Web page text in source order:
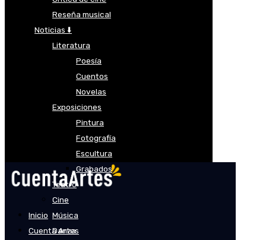
Reseña musical
Noticias ⬇️
Literatura
Poesía
Cuentos
Novelas
Exposiciones
Pintura
Fotografía
Escultura
Grabados
Teatro
Cine
Música
Danza
Inicio
Cuenta Artes